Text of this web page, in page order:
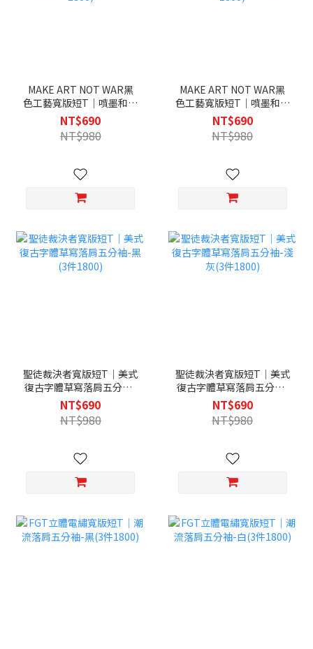
MAKE ART NOT WAR黑
色工藝寬版短T｜噴墨和平
標誌街頭塗鴉落肩五分袖-
黑(3件1800)
NT$690
NT$980
MAKE ART NOT WAR黑
色工藝寬版短T｜噴墨和平
標誌街頭塗鴉落肩五分袖-
白(3件1800)
NT$690
NT$980
聖徒裁決者寬版短T｜美式
復古字體草寫落肩五分袖-
黑(3件1800)
NT$690
NT$980
聖徒裁決者寬版短T｜美式
復古字體草寫落肩五分袖-
淺灰(3件1800)
NT$690
NT$980